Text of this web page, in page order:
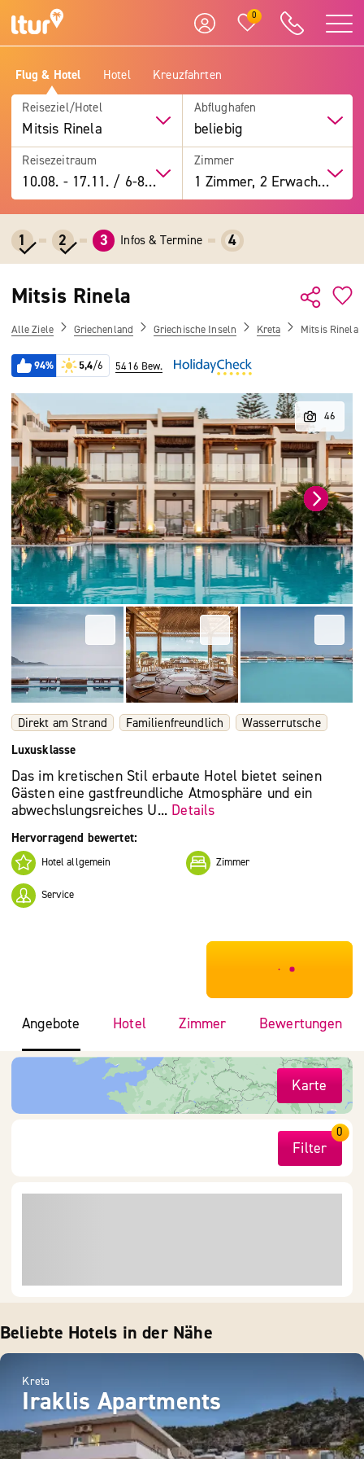
0
Flug & Hotel Hotel Kreuzfahrten
Reiseziel/Hotel
Mitsis Rinela
Abflughafen
beliebig
Reisezeitraum
10.08. -17.11. / 6-8 Tage
Zimmer
1 Zimmer, 2 Erwachsene
1 2 3 Infos & Termine 4
Mitsis Rinela
Alle Ziele Griechenland Griechische Inseln Kreta Mitsis Rinela
94% 5,4/6 5416 Bew.
Direkt am Strand Familienfreundlich
Wasserrutsche
Luxusklasse
Das im kretischen Stil erbaute Hotel bietet seinen
Gästen eine gastfreundliche Atmosphäre und ein
abwechslungsreiches U... Details
Hervorragend bewertet:
Hotel allgemein Zimmer
Service
***************
Angebote Hotel Zimmer Bewertungen
Karte
Filter
0
Beliebte Hotels in der Nähe
Kreta
Iraklis Apartments